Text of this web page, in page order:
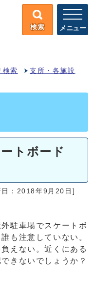
検索 メニュー
検索 支所・各施設
トボード
日：2018年9月20日]
駐車場でスケートボ
も注意していない。
えない。近くにある
きないでしょうか？